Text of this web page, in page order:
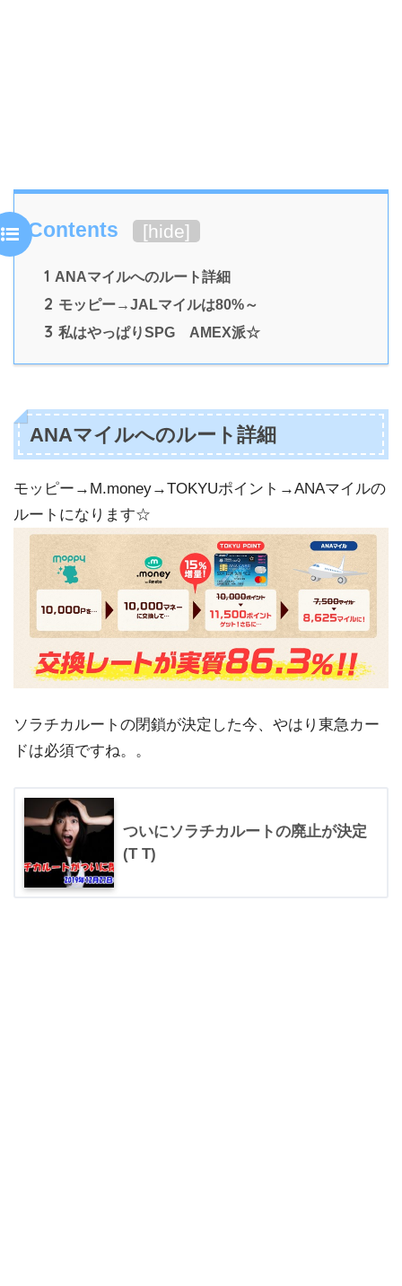
Contents [hide]
1 ANAマイルへのルート詳細
2 モッピー→JALマイルは80%～
3 私はやっぱりSPG AMEX派☆
ANAマイルへのルート詳細
モッピー→M.money→TOKYUポイント→ANAマイルの
ルートになります☆
ソラチカルートの閉鎖が決定した今、やはり東急カー
ドは必須ですね。。
ついにソラチカルートの廃止が決定
(T T)